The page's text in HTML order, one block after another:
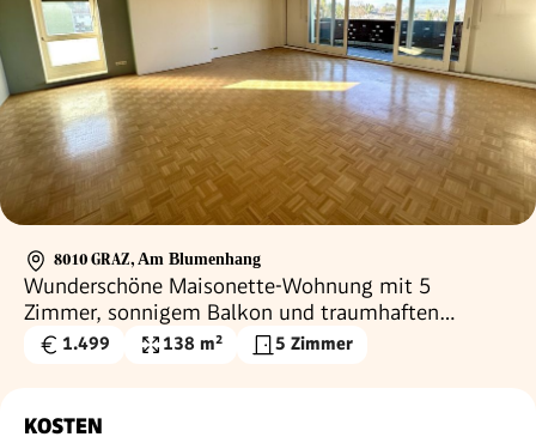
8010 GRAZ, Am Blumenhang
Wunderschöne Maisonette-Wohnung mit 5
Zimmer, sonnigem Balkon und traumhaften
Ausblick in Grazer Bestbezirk Waltendorf -
Gesamtmiete
1.499
Wohnfläche
138 m² 5 Zimmer
KOSTEN